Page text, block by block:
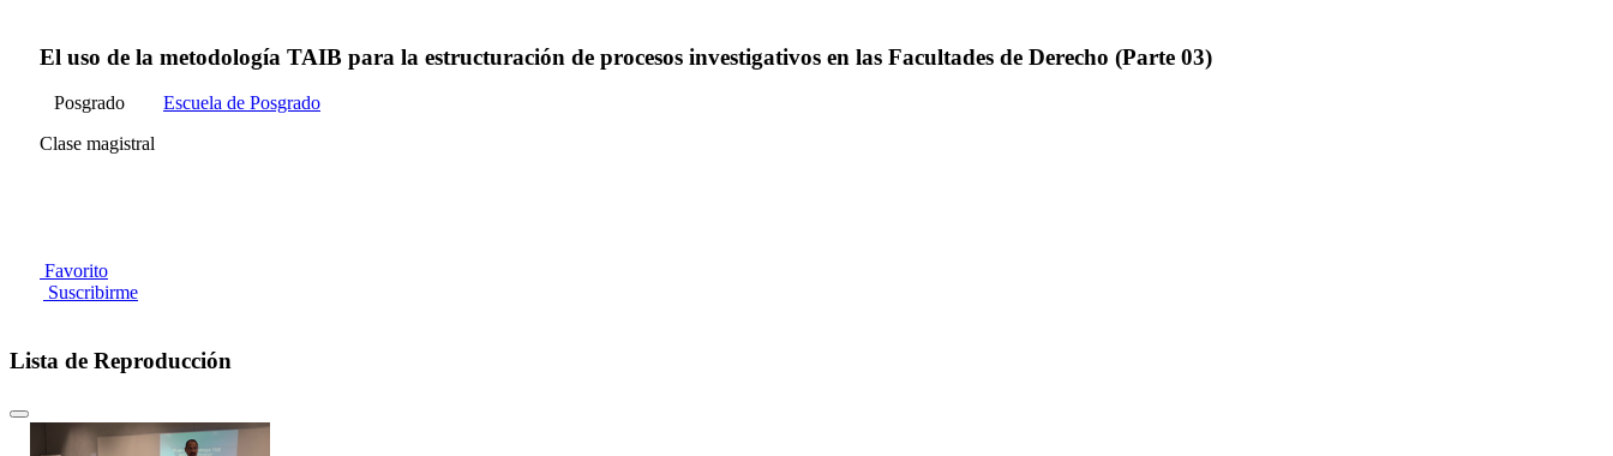
El uso de la metodología TAIB para la estructuración de procesos investigativos en las Facultades de Derecho (Parte 03)
Posgrado
Escuela de Posgrado
Clase magistral
Favorito
Suscribirme
Lista de Reproducción